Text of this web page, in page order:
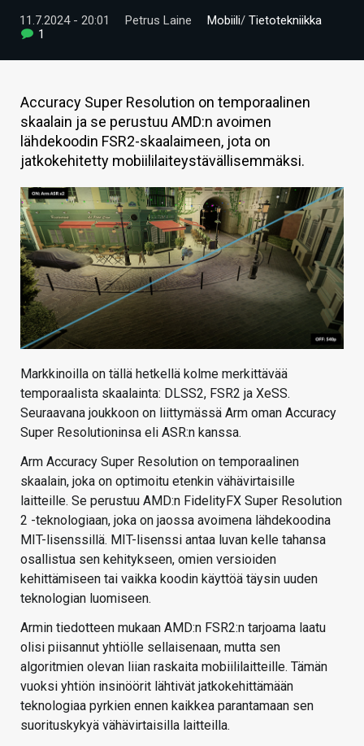
VIDEOT
HINTA.FI
KAUPPA
VAIHDA TEEMA
HAKU
11.7.2024 - 20:01 Petrus Laine Mobiili/ Tietotekniikka
1
Accuracy Super Resolution on temporaalinen
skaalain ja se perustuu AMD:n avoimen
lähdekoodin FSR2-skaalaimeen, jota on
jatkokehitetty mobiililaiteystävällisemmäksi.
Markkinoilla on tällä hetkellä kolme merkittävää
temporaalista skaalainta: DLSS2, FSR2 ja XeSS.
Seuraavana joukkoon on liittymässä Arm oman Accuracy
Super Resolutioninsa eli ASR:n kanssa.
Arm Accuracy Super Resolution on temporaalinen
skaalain, joka on optimoitu etenkin vähävirtaisille
laitteille. Se perustuu AMD:n FidelityFX Super Resolution
2 -teknologiaan, joka on jaossa avoimena lähdekoodina
MIT-lisenssillä. MIT-lisenssi antaa luvan kelle tahansa
osallistua sen kehitykseen, omien versioiden
kehittämiseen tai vaikka koodin käyttöä täysin uuden
teknologian luomiseen.
Armin tiedotteen mukaan AMD:n FSR2:n tarjoama laatu
olisi piisannut yhtiölle sellaisenaan, mutta sen
algoritmien olevan liian raskaita mobiililaitteille. Tämän
vuoksi yhtiön insinöörit lähtivät jatkokehittämään
teknologiaa pyrkien ennen kaikkea parantamaan sen
suorituskykyä vähävirtaisilla laitteilla.